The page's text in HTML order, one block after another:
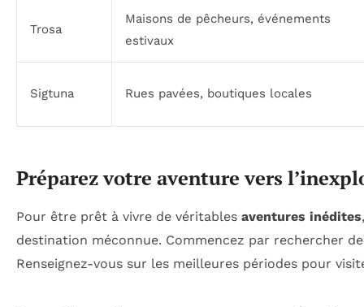
Trosa
Maisons de pêcheurs, événements
estivaux
Sigtuna Rues pavées, boutiques locales
Préparez votre aventure vers
Pour être prêt à vivre de véritables aventures inédites
destination méconnue. Commencez par rechercher
Renseignez-vous sur les meilleures périodes pour